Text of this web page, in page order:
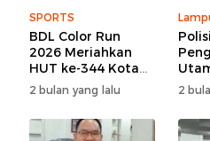
SPORTS
BDL Color Run
2026 Meriahkan
HUT ke-344 Kota
Bandar Lampung,
Wujud Semangat
Sehat dan
Kebersamaan
2 bulan yang lalu
Lalu
Hari
2